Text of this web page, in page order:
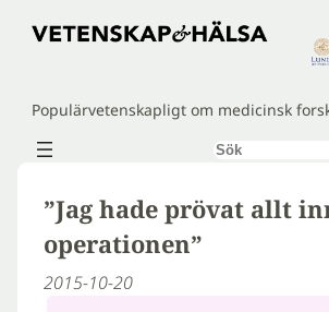
Hoppa
Populärvetenskapligt om medicinsk
Sök
”Jag hade prövat allt
operationen”
2015-10-20